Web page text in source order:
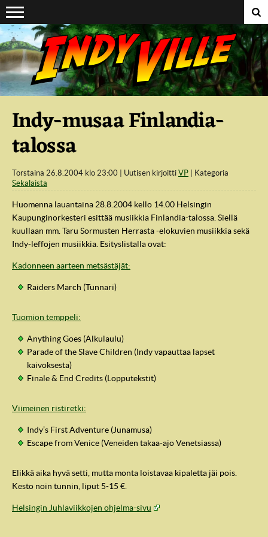
Suoraan sisältöön
IndyVille
Indy-musaa Finlandia-
talossa
Torstaina 26.8.2004 klo 23:00 Uutisen kirjoitti VP
Kategoria
Sekalaista
Huomenna lauantaina 28.8.2004 kello 14.00 Helsingin
Kaupunginorkesteri esittää musiikkia Finlandia-talossa. Siellä
kuullaan mm. Taru Sormusten Herrasta -elokuvien musiikkia sekä
Indy-leffojen musiikkia. Esityslistalla ovat:
Kadonneen aarteen metsästäjät:
Raiders March (Tunnari)
Tuomion temppeli:
Anything Goes (Alkulaulu)
Parade of the Slave Children (Indy vapauttaa lapset
kaivoksesta)
Finale & End Credits (Lopputekstit)
Viimeinen ristiretki:
Indy’s First Adventure (Junamusa)
Escape from Venice (Veneiden takaa-ajo Venetsiassa)
Elikkä aika hyvä setti, mutta monta loistavaa kipaletta jäi pois.
Kesto noin tunnin, liput 5-15 €.
Helsingin Juhlaviikkojen ohjelma-sivu